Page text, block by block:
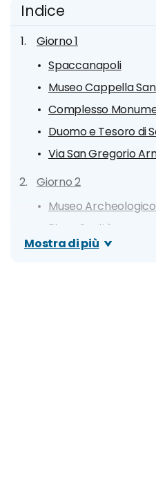
Indice
Giorno 1
Spaccanapoli
Museo Cappella
Complesso
Duomo e Tesoro di
Via San Gregorio
Giorno 2
Museo
Rione Sanità
Napoli Sotterranea
Mostra di più